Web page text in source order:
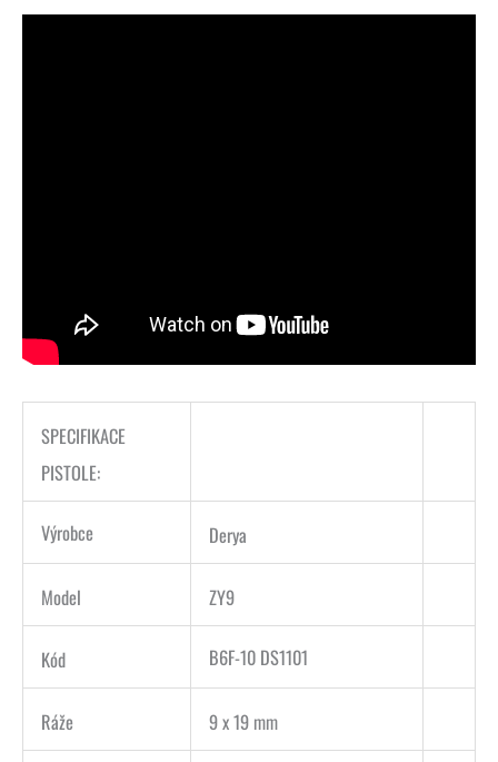
SPECIFIKACE
PISTOLE:
Výrobce Derya
Model ZY9
Kód B6F-10 DS1101
Ráže 9 x 19 mm